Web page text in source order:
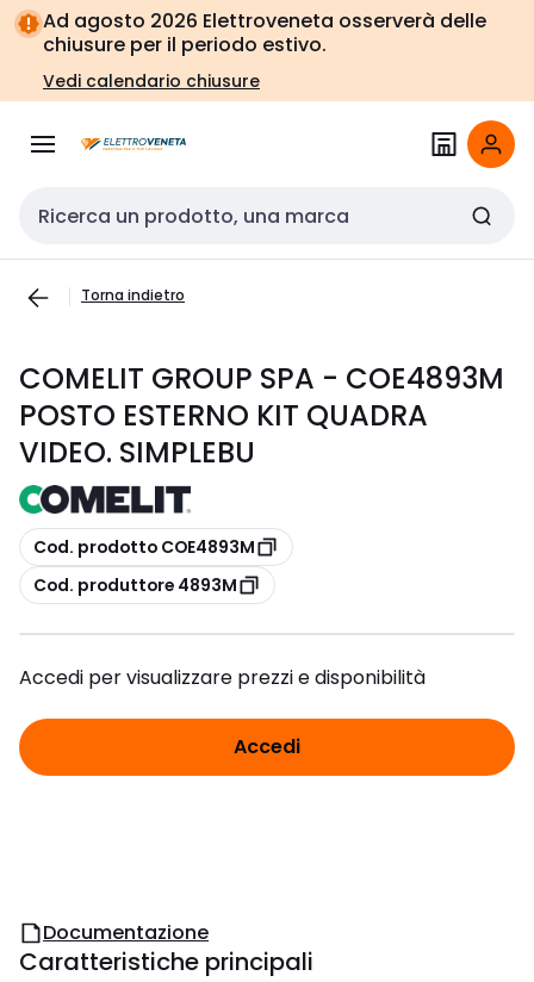
Vai alla
navigazione
Vai
alla
pagina
Ad agosto 2026 Elettroveneta osserverà delle
chiusure per il periodo estivo.
Vedi calendario chiusure
Cerca input
Torna indietro
COMELIT GROUP SPA - COE4893M
POSTO ESTERNO KIT QUADRA
VIDEO. SIMPLEBU
copia
Cod. prodotto COE4893M
copia
Cod. produttore 4893M
Accedi per visualizzare prezzi e disponibilità
Accedi
Documentazione
Caratteristiche principali